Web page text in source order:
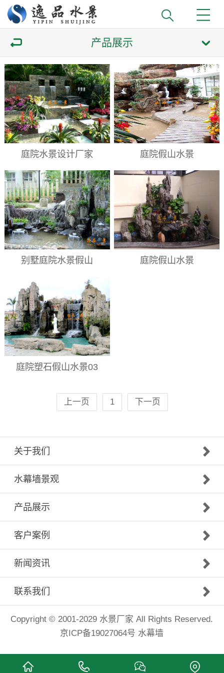
产品展示
庭院水景设计厂家 庭院假山水景
别墅庭院水景假山 庭院假山水景
庭院塑石假山水景03
上一页 1 下一页
关于我们
水幕墙景观
产品展示
客户案例
新闻资讯
联系我们
Copyright © 2001-2029 水景厂家 All Rights Reserved.
京ICP备19027064号 水幕墙